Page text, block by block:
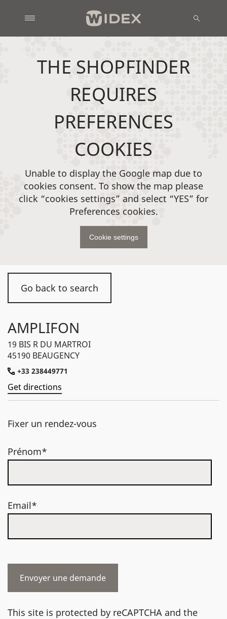
Go back to search
AMPLIFON
19 BIS R DU MARTROI
45190 BEAUGENCY
+33 238449771
Get directions
Fixer un rendez-vous
Prénom*
Email*
This site is protected by reCAPTCHA and the
THE SHOPFINDER
REQUIRES
PREFERENCES
COOKIES
Unable to display the Google map due to
cookies consent. To show the map please
click “cookies settings” and select “YES” for
Preferences cookies.
Cookie settings